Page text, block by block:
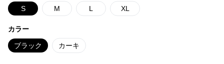
S M L XL
カラー
ブラック カーキ